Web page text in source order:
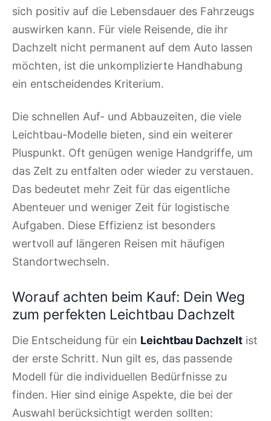
sich positiv auf die Lebensdauer des Fahrzeugs
auswirken kann. Für viele Reisende, die ihr
Dachzelt nicht permanent auf dem Auto lassen
möchten, ist die unkomplizierte Handhabung
ein entscheidendes Kriterium.
Die schnellen Auf- und Abbauzeiten, die viele
Leichtbau-Modelle bieten, sind ein weiterer
Pluspunkt. Oft genügen wenige Handgriffe, um
das Zelt zu entfalten oder wieder zu verstauen.
Das bedeutet mehr Zeit für das eigentliche
Abenteuer und weniger Zeit für logistische
Aufgaben. Diese Effizienz ist besonders
wertvoll auf längeren Reisen mit häufigen
Standortwechseln.
Worauf achten beim Kauf: Dein Weg
zum perfekten Leichtbau Dachzelt
Die Entscheidung für ein Leichtbau Dachzelt ist
der erste Schritt. Nun gilt es, das passende
Modell für die individuellen Bedürfnisse zu
finden. Hier sind einige Aspekte, die bei der
Auswahl berücksichtigt werden sollten: